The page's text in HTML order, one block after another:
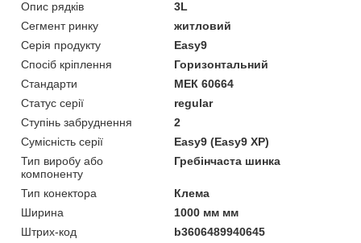
Опис рядків
3L
Сегмент ринку
житловий
Серія продукту
Easy9
Спосіб кріплення
Горизонтальний
Стандарти
МЕК 60664
Статус серії
regular
Ступінь забруднення
2
Сумісність серії
Easy9 (Easy9 XP)
Тип виробу або
компоненту
Гребінчаста шинка
Тип конектора
Клема
Ширина
1000 мм мм
Штрих-код
b3606489940645